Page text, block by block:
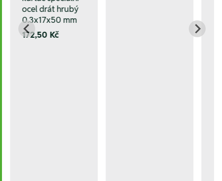
ocel drát hrubý
0.3x17x50 mm
172,50 Kč